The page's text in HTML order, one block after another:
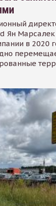
Ян
в 2020